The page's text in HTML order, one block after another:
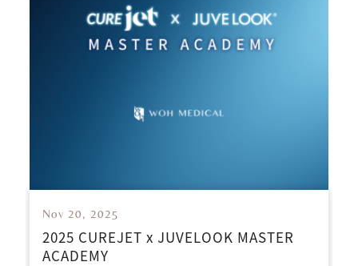
Nov 20, 2025
2025 CUREJET x JUVELOOK MASTER
ACADEMY